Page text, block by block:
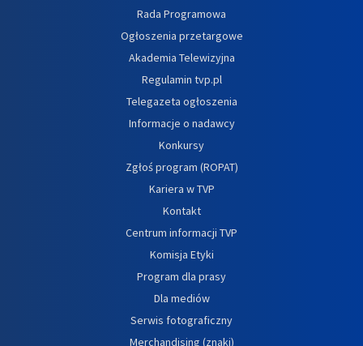
Rada Programowa
Ogłoszenia przetargowe
Akademia Telewizyjna
Regulamin tvp.pl
Telegazeta ogłoszenia
Informacje o nadawcy
Konkursy
Zgłoś program (ROPAT)
Kariera w TVP
Kontakt
Centrum informacji TVP
Komisja Etyki
Program dla prasy
Dla mediów
Serwis fotograficzny
Merchandising (znaki)